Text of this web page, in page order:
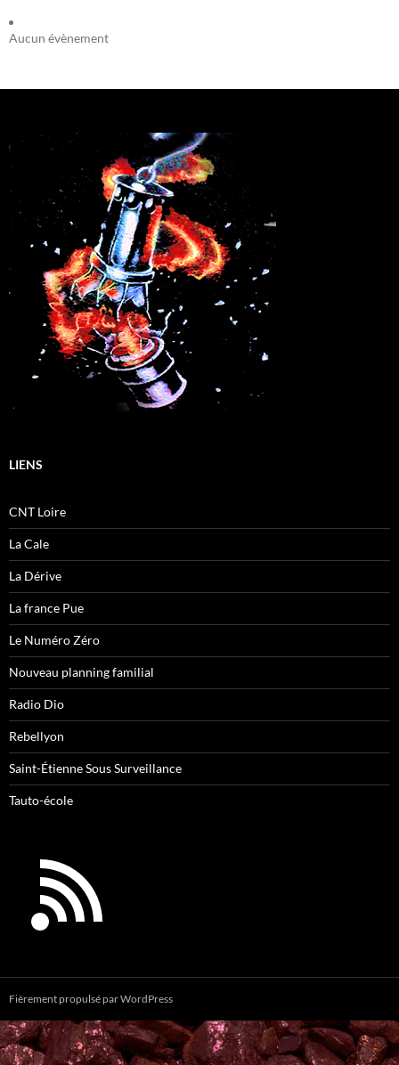
Aucun évènement
LIENS
CNT Loire
La Cale
La Dérive
La france Pue
Le Numéro Zéro
Nouveau planning familial
Radio Dio
Rebellyon
Saint-Étienne Sous Surveillance
Tauto-école
Fièrement propulsé par WordPress